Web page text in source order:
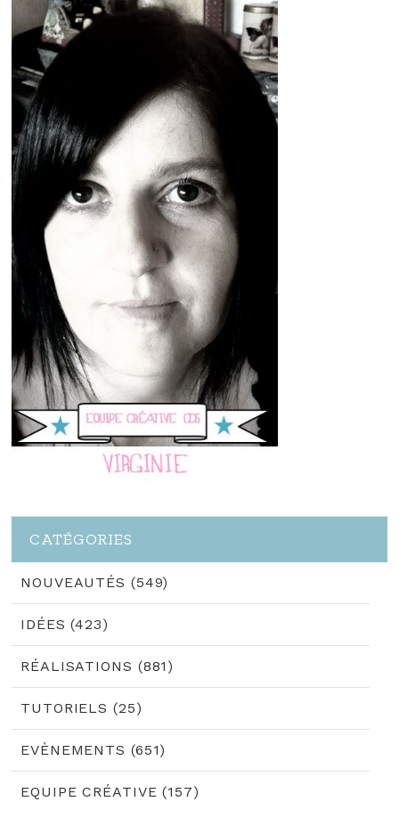
CATÉGORIES
NOUVEAUTÉS (549)
IDÉES (423)
RÉALISATIONS (881)
TUTORIELS (25)
EVÈNEMENTS (651)
EQUIPE CRÉATIVE (157)